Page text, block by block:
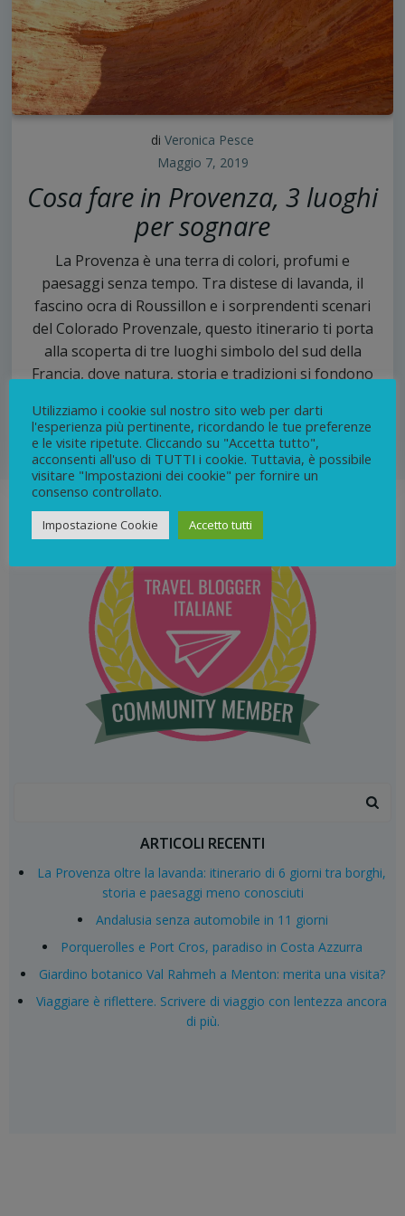
di Veronica Pesce
Maggio 7, 2019
Cosa fare in Provenza, 3 luoghi
per sognare
La Provenza è una terra di colori, profumi e
paesaggi senza tempo. Tra distese di lavanda, il
fascino ocra di Roussillon e i sorprendenti scenari
del Colorado Provenzale, questo itinerario ti porta
alla scoperta di tre luoghi simbolo del sud della
Francia, dove natura, storia e tradizioni si fondono
7 continua
ARTICOLI RECENTI
La Provenza oltre la lavanda: itinerario di 6 giorni tra borghi,
storia e paesaggi meno conosciuti
Andalusia senza automobile in 11 giorni
Porquerolles e Port Cros, paradiso in Costa Azzurra
Giardino botanico Val Rahmeh a Menton: merita una visita?
Viaggiare è riflettere. Scrivere di viaggio con lentezza ancora
di più.
Utilizziamo i cookie sul nostro sito web per darti
l'esperienza più pertinente, ricordando le tue preferenze
e le visite ripetute. Cliccando su "Accetta tutto",
acconsenti all'uso di TUTTI i cookie. Tuttavia, è possibile
visitare "Impostazioni dei cookie" per fornire un
consenso controllato.
Impostazione Cookie Accetto tutti